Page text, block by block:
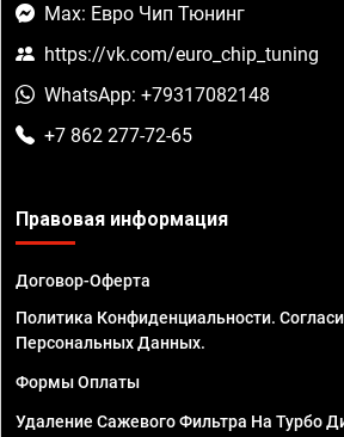
Max: Евро Чип Тюнинг
https://vk.com/euro_chip_tuning
WhatsApp: +79317082148
+7 862 277-72-65
Правовая информация
Договор-Оферта
Политика Конфиденциальности.
Персональных Данных.
Формы Оплаты
Удаление Сажевого Фильтра На Турбо